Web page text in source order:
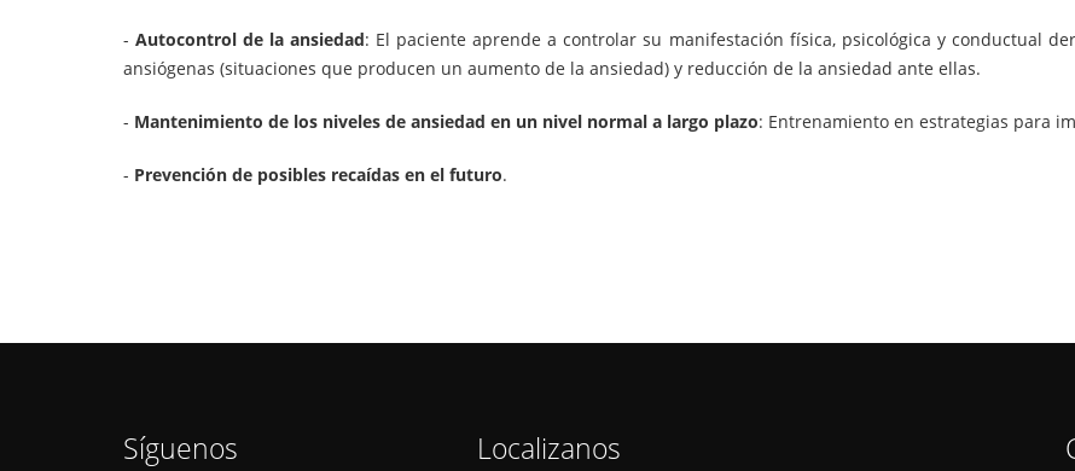
-Autocontrol de la ansiedad: El paciente aprende a controlar su manifestación física, psicológica y conductual
ansiógenas (situaciones que producen un aumento de la ansiedad) y reducción de la ansiedad ante ellas.
- Mantenimiento de los niveles de ansiedad en un nivel normal a largo plazo: Entrenamiento en estrategias para
- Prevención de posibles recaídas en el futuro.
Síguenos Localizanos